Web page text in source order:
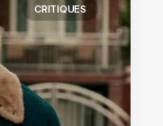
CRITIQUES